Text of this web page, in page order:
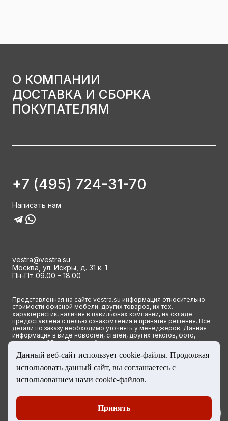
О КОМПАНИИ
ДОСТАВКА И СБОРКА
ПОКУПАТЕЛЯМ
+7 (495) 724-31-70
Написать нам
vestra@vestra.su
Москва, ул. Искры, д. 31 к. 1
Пн-Пт 09.00 – 18.00
Представленная на сайте vestra.su информация относительно
стоимости офисной мебели, других товаров, их тех.
характеристик, наличия в павильонах компании, на складе
предоставлена с целью ознакомления и принятия решения. Все
детали по заказу необходимо уточнять у менеджеров. Данная
информация в виде новостей, статей, других текстов, фото,
картинок и 3D изображений ни при каких условиях не является
положениями ст. 437(2) Гражданского кодекса РФ.
© 2023 Группа компаний ВЕСТРА. Все права сайта защищены
Данный веб-сайт использует cookie-файлы. Продолжая
использовать данный сайт, вы соглашаетесь с
использованием нами cookie-файлов.
Принять